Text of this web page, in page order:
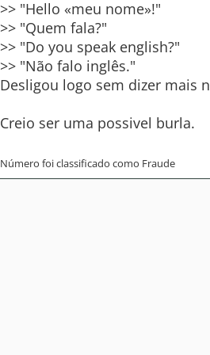
>> "Hello «meu nome»!"
>> "Quem fala?"
>> "Do you speak english?"
>> "Não falo inglês."
Desligou logo sem dizer mais
Creio ser uma possivel burla.
Número foi classificado como Fraude